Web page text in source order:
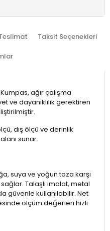
Taksit Seçenekleri
Kumpas, ağır çalışma
ve dayanıklılık gerektiren
dış ölçü ve derinlik
sunar.
suya ve yoğun toza karşı
Talaşlı imalat, metal
güvenle kullanılabilir. Net
ölçüm değerleri hızlı